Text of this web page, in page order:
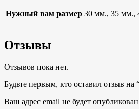
Нужный вам размер 30 мм., 35 мм.,
Отзывы
Отзывов пока нет.
Будьте первым, кто оставил отзыв
Ваш адрес email не будет